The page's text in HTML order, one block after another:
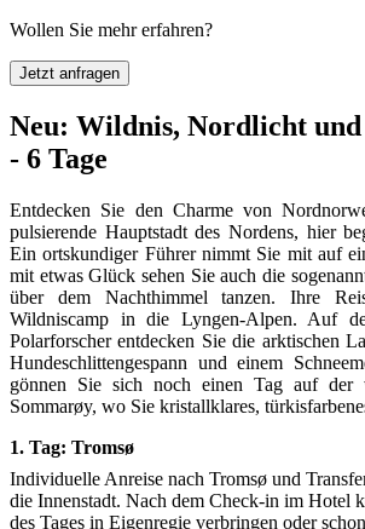
Wollen Sie mehr erfahren?
Jetzt anfragen
Neu: Wildnis, Nordlicht und
- 6 Tage
Entdecken Sie den Charme von
pulsierende Hauptstadt des Nordens, hier
Ein ortskundiger Führer nimmt Sie mit auf
mit etwas Glück sehen Sie auch die
über dem Nachthimmel tanzen. Ihre
Wildniscamp in die Lyngen-Alpen. Auf
Polarforscher entdecken Sie die arktischen
Hundeschlittengespann und einem
gönnen Sie sich noch einen Tag auf der
Sommarøy, wo Sie kristallklares,
1. Tag: Tromsø
Individuelle Anreise nach Tromsø und
die Innenstadt. Nach dem Check-in im Hotel
des Tages in Eigenregie verbringen oder